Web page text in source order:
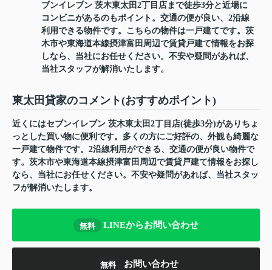
ブンイレブン 茨木東太田2丁目店まで徒歩3分と近場に
コンビニがあるのもポイント。交通の便が良い、2沿線
利用できる物件です。こちらの物件は一戸建てです。茨
木市や東海道本線摂津富田周辺で賃貸戸建て情報をお探
しなら、当社にお任せください。不安や疑問があれば、
当社スタッフが解消いたします。
東太田貸家のコメント(おすすめポイント)
近くにはセブンイレブン 茨木東太田2丁目店(徒歩3分)がありちょ
っとした買い物に便利です。多くの方にご好評の、外観も綺麗な
一戸建て物件です。2沿線利用ができる、交通の便が良い物件で
す。茨木市や東海道本線摂津富田周辺で賃貸戸建て情報をお探し
なら、当社にお任せください。不安や疑問があれば、当社スタッ
フが解消いたします。
無料 LINEからお問い合わせ
無料 お問い合わせ